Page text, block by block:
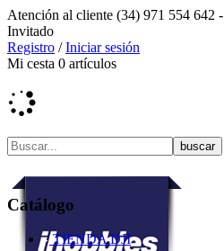
Atención al cliente (34) 971 554 642 -
Invitado
Registro /Iniciar sesión
Mi cesta 0 artículos
Catálogo
TIENDA DJI